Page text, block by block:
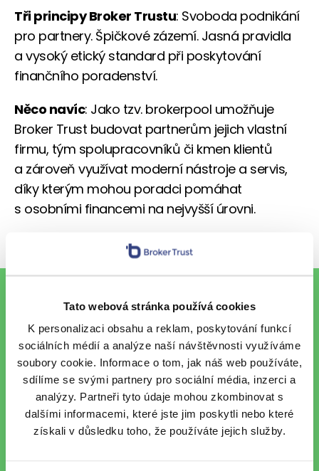
Tato webová stránka používá cookies
K personalizaci obsahu a reklam, poskytování funkcí
sociálních médií a analýze naší návštěvnosti využíváme
soubory cookie. Informace o tom, jak náš web používáte,
sdílíme se svými partnery pro sociální média, inzerci a
analýzy. Partneři tyto údaje mohou zkombinovat s
dalšími informacemi, které jste jim poskytli nebo které
získali v důsledku toho, že používáte jejich služby.
Tři principy Broker Trustu: Svoboda podnikání
pro partnery. Špičkové zázemí. Jasná pravidla
a vysoký etický standard při poskytování
finančního poradenství.
Něco navíc: Jako tzv. brokerpool umožňuje
Broker Trust budovat partnerům jejich vlastní
firmu, tým spolupracovníků či kmen klientů
a zároveň využívat moderní nástroje a servis,
díky kterým mohou poradci pomáhat
s osobními financemi na nejvyšší úrovni.
Chci každý pátek vzpruhu z
finančního světa e-mailem.
Chráníme vaše osobní údaje.